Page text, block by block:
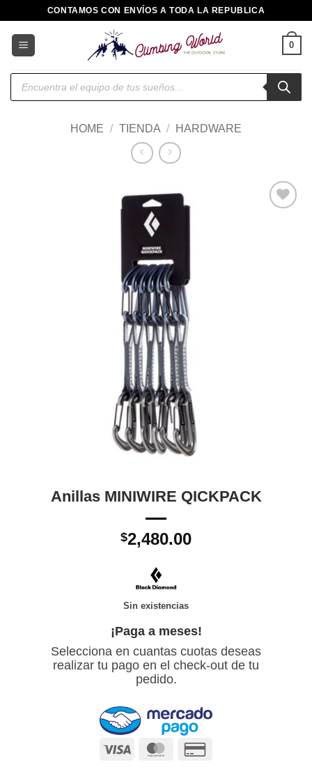
contenido
CONTAMOS CON ENVÍOS A TODA LA REPUBLICA
0
Búsqueda
HOME / TIENDA / HARDWARE
Anillas MINIWIRE QICKPACK
$2,480.00
Sin existencias
¡Paga a meses!
Selecciona en cuantas cuotas deseas
realizar tu pago en el check-out de tu
pedido.
Visa MasterCard